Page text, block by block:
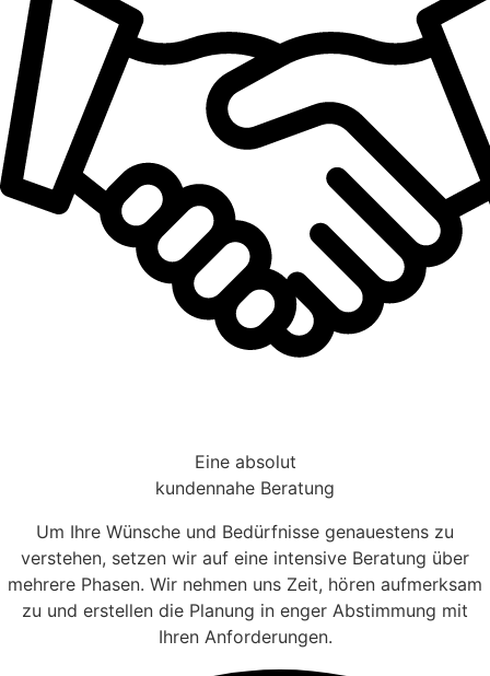
Eine absolut
kundennahe Beratung
Um Ihre Wünsche und Bedürfnisse genauestens zu
verstehen, setzen wir auf eine intensive Beratung über
mehrere Phasen. Wir nehmen uns Zeit, hören aufmerksam
zu und erstellen die Planung in enger Abstimmung mit
Ihren Anforderungen.